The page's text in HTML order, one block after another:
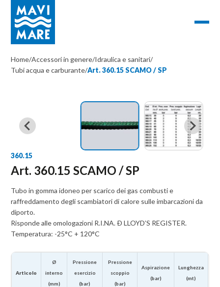
Home/Accessori in genere/Idraulica e sanitari/
Tubi acqua e carburante/Art. 360.15 SCAMO / SP
360.15
Art. 360.15 SCAMO / SP
Tubo in gomma idoneo per scarico dei gas combusti e
raffreddamento degli scambiatori di calore sulle imbarcazioni da
diporto.
Risponde alle omologazioni R.I.NA. Ð LLOYD’S REGISTER.
Temperatura: -25°C + 120°C
Articolo
Ø
interno
(mm)
Pressione
esercizio
(bar)
Pressione
scoppio
(bar)
Aspirazione
(bar)
Lunghezza
(mt)